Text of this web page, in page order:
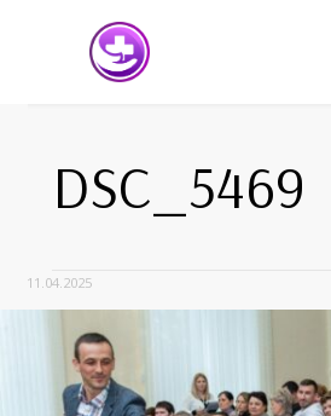
DSC_5469
11.04.2025